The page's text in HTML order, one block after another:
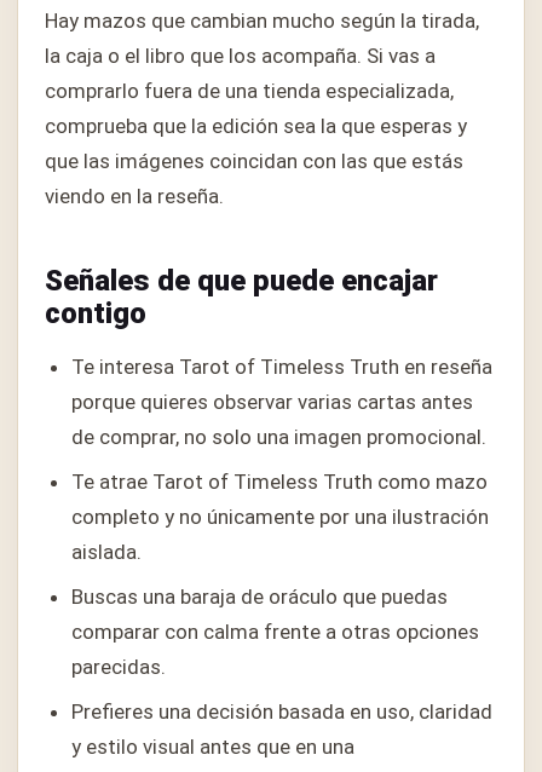
Hay mazos que cambian mucho según la tirada,
la caja o el libro que los acompaña. Si vas a
comprarlo fuera de una tienda especializada,
comprueba que la edición sea la que esperas y
que las imágenes coincidan con las que estás
viendo en la reseña.
Señales de que puede encajar
contigo
Te interesa Tarot of Timeless Truth en reseña
porque quieres observar varias cartas antes
de comprar, no solo una imagen promocional.
Te atrae Tarot of Timeless Truth como mazo
completo y no únicamente por una ilustración
aislada.
Buscas una baraja de oráculo que puedas
comparar con calma frente a otras opciones
parecidas.
Prefieres una decisión basada en uso, claridad
y estilo visual antes que en una